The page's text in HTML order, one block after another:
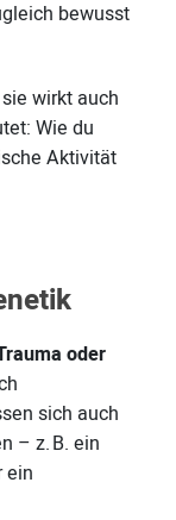
bewusst
wirkt auch
Wie du
Aktivität
oder
sich auch
– z. B. ein
ein